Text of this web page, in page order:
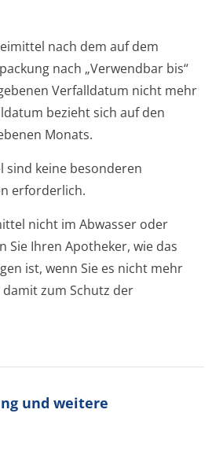
nach dem auf dem
nach „Verwendbar bis“
Verfalldatum nicht mehr
bezieht sich auf den
Monats.
sind keine besonderen
erforderlich.
nicht im Abwasser oder
Sie Ihren Apotheker, wie das
ist, wenn Sie es nicht mehr
zum Schutz der
und weitere